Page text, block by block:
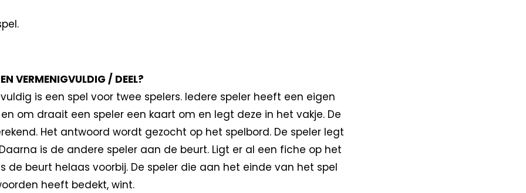
VERMENIGVULDIG / DEEL?
is een spel voor twee spelers. Iedere speler heeft een eigen
om draait een speler een kaart om en legt deze in het vakje. De
Het antwoord wordt gezocht op het spelbord. De speler legt
is de andere speler aan de beurt. Ligt er al een fiche op het
de beurt helaas voorbij. De speler die aan het einde van het spel
heeft bedekt, wint.